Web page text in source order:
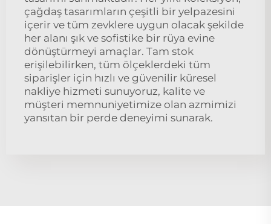
çağdaş tasarımların çeşitli bir yelpazesini
içerir ve tüm zevklere uygun olacak şekilde
her alanı şık ve sofistike bir rüya evine
dönüştürmeyi amaçlar. Tam stok
erişilebilirken, tüm ölçeklerdeki tüm
siparişler için hızlı ve güvenilir küresel
nakliye hizmeti sunuyoruz, kalite ve
müşteri memnuniyetimize olan azmimizi
yansıtan bir perde deneyimi sunarak.